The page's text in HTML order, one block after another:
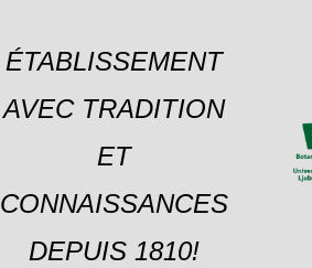
ÉTABLISSEMENT
AVEC TRADITION
ET
CONNAISSANCES
DEPUIS 1810!